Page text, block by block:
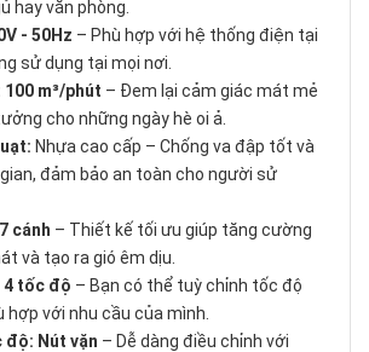
hay văn phòng.
- 50Hz – Phù hợp với hệ thống điện tại
sử dụng tại mọi nơi.
m³/phút – Đem lại cảm giác mát mẻ
cho những ngày hè oi ả.
Nhựa cao cấp – Chống va đập tốt và
đảm bảo an toàn cho người sử
cánh – Thiết kế tối ưu giúp tăng cường
và tạo ra gió êm dịu.
4 tốc độ – Bạn có thể tuỳ chỉnh tốc độ
hợp với nhu cầu của mình.
Nút vặn – Dễ dàng điều chỉnh với